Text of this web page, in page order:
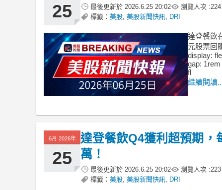
25 最後更新於 2026.6.25 20:02 瀏覽人次 :224
標籤： 美股 美股新聞快訊 DRI
達登餐飲
元股票回
display:
gap:
fl
繼續閱讀
6月 2026年
25
達登餐飲Q4獲利超預期，
萬！
最後更新於 2026.6.25 20:02 瀏覽人次 :223
標籤： 美股 美股新聞快訊 DRI